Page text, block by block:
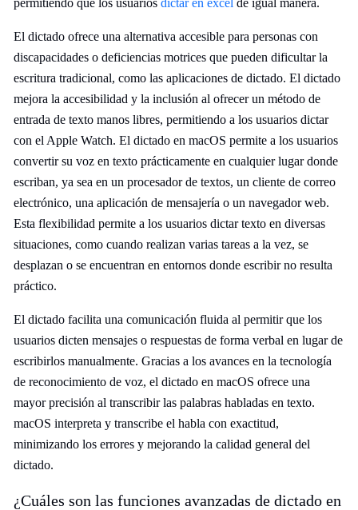
permitiendo que los usuarios dictar en excel de igual manera.
El dictado ofrece una alternativa accesible para personas con
discapacidades o deficiencias motrices que pueden dificultar la
escritura tradicional, como las aplicaciones de dictado. El dictado
mejora la accesibilidad y la inclusión al ofrecer un método de
entrada de texto manos libres, permitiendo a los usuarios dictar
con el Apple Watch. El dictado en macOS permite a los usuarios
convertir su voz en texto prácticamente en cualquier lugar donde
escriban, ya sea en un procesador de textos, un cliente de correo
electrónico, una aplicación de mensajería o un navegador web.
Esta flexibilidad permite a los usuarios dictar texto en diversas
situaciones, como cuando realizan varias tareas a la vez, se
desplazan o se encuentran en entornos donde escribir no resulta
práctico.
El dictado facilita una comunicación fluida al permitir que los
usuarios dicten mensajes o respuestas de forma verbal en lugar de
escribirlos manualmente. Gracias a los avances en la tecnología
de reconocimiento de voz, el dictado en macOS ofrece una
mayor precisión al transcribir las palabras habladas en texto.
macOS interpreta y transcribe el habla con exactitud,
minimizando los errores y mejorando la calidad general del
dictado.
¿Cuáles son las funciones avanzadas de dictado en